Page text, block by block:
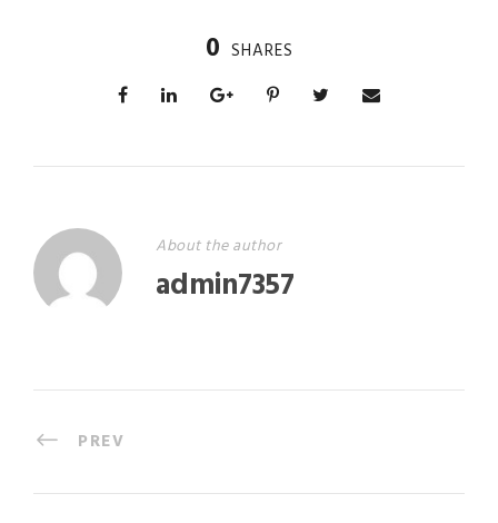
0 SHARES
About the author
admin7357
PREV